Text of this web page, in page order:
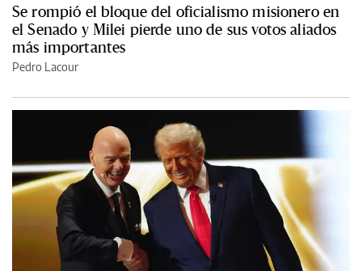
Se rompió el bloque del oficialismo misionero en
el Senado y Milei pierde uno de sus votos aliados
más importantes
Pedro Lacour